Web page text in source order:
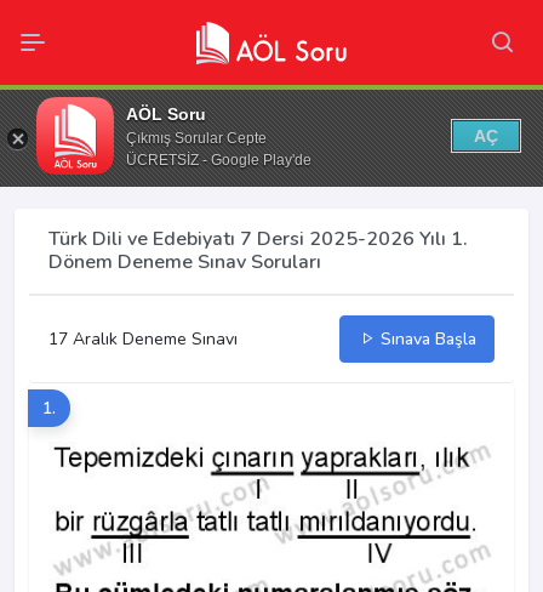
AÖL Soru
Çıkmış Sorular Cepte
ÜCRETSİZ - Google Play'de
AÇ
Türk Dili ve Edebiyatı 7 Dersi 2025-2026 Yılı 1.
Dönem Deneme Sınav Soruları
17 Aralık Deneme Sınavı Sınava Başla
1.